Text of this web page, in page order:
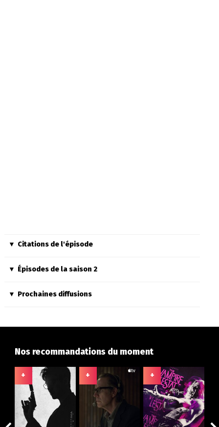
Citations de l'épisode
Épisodes de la saison 2
Prochaines diffusions
Nos recommandations du moment
+ + +